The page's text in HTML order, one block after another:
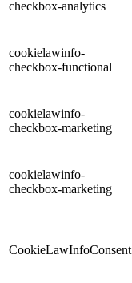
checkbox-analytics
cookielawinfo-
checkbox-functional
cookielawinfo-
checkbox-marketing
cookielawinfo-
checkbox-marketing
CookieLawInfoConsent